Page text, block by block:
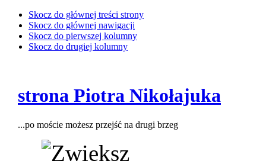
Skocz do głównej treści strony
Skocz do głównej nawigacji
Skocz do pierwszej kolumny
Skocz do drugiej kolumny
strona Piotra Nikołajuka
...po moście możesz przejść na drugi brzeg